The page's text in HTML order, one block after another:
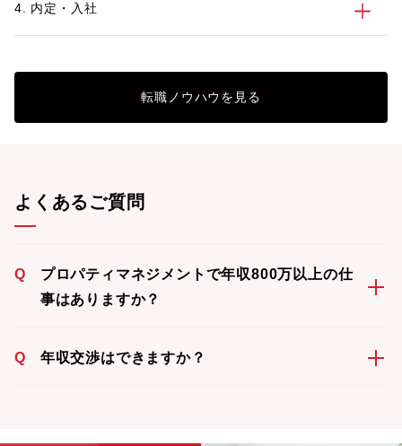
4. 内定・入社
転職ノウハウを見る
よくあるご質問
Q
プロパティマネジメントで年収800万以上の仕
事はありますか？
Q 年収交渉はできますか？